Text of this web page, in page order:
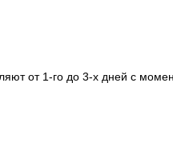
от 1-го до 3-х дней с